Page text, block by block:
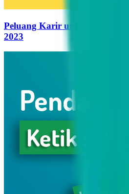
Peluang Karir untuk
2023